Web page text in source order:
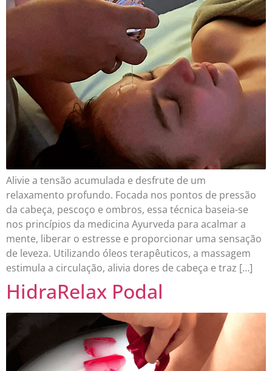
Alivie a tensão acumulada e desfrute de um
relaxamento profundo. Focada nos pontos de pressão
da cabeça, pescoço e ombros, essa técnica baseia-se
nos princípios da medicina Ayurveda para acalmar a
mente, liberar o estresse e proporcionar uma sensação
de leveza. Utilizando óleos terapêuticos, a massagem
estimula a circulação, alivia dores de cabeça e traz […]
HidraRelax Podal